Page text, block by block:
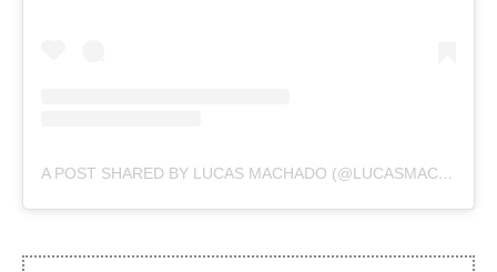
A POST SHARED BY LUCAS MACHADO (@LUCASMACHDO)